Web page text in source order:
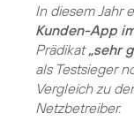
In diesem Jahr
Kunden-App
Prädikat„sehr
als Testsieger
Vergleich zu
Netzbetreiber.